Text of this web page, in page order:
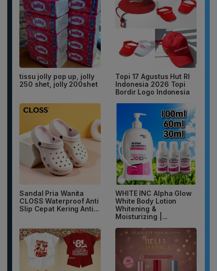
tissu jolly pop up, jolly
250 shet, jolly 200shet
Topi 17 Agustus Hut RI
Indonesia 2026 Topi
Bordir Logo Indonesia
Sandal Pria Wanita
CLOSS Waterproof Anti
Slip Cepat Kering Anti...
WHITE INC Alpha Glow
White Body Lotion
Whitening &
Moisturizing |...